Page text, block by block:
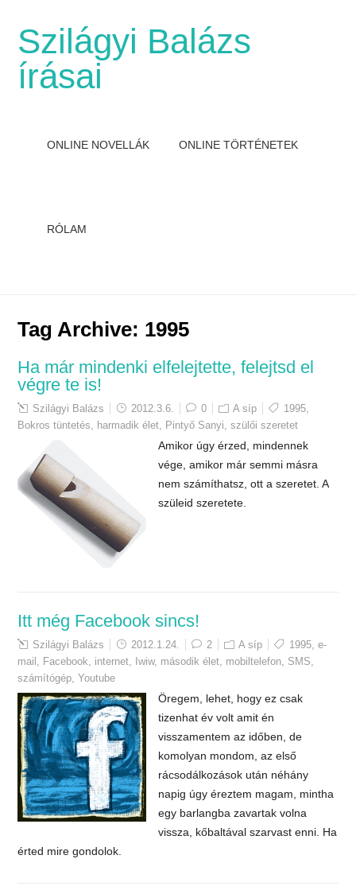
Szilágyi Balázs
írásai
ONLINE NOVELLÁK ONLINE TÖRTÉNETEK
RÓLAM
Tag Archive: 1995
Ha már mindenki elfelejtette, felejtsd el
végre te is!
Szilágyi Balázs 2012.3.6. 0 A síp 1995,
Bokros tüntetés, harmadik élet, Pintyő Sanyi,szülői szeretet
Amikor úgy érzed, mindennek
vége, amikor már semmi másra
nem számíthatsz, ott a szeretet. A
szüleid szeretete.
Itt még Facebook sincs!
Szilágyi Balázs 2012.1.24. 2 A síp 1995,e-
mail , Facebook, internet, Iwiw, második élet, mobiltelefon, SMS,
számítógép,Youtube
Öregem, lehet, hogy ez csak
tizenhat év volt amit én
visszamentem az időben, de
komolyan mondom, az első
rácsodálkozások után néhány
napig úgy éreztem magam, mintha
egy barlangba zavartak volna
vissza, kőbaltával szarvast enni. Ha
érted mire gondolok.